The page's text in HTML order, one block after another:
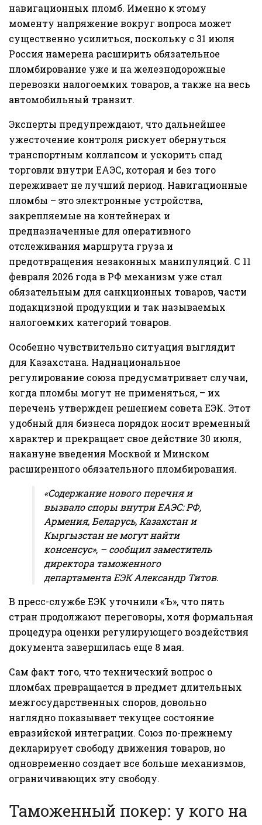
навигационных пломб. Именно к этому
моменту напряжение вокруг вопроса может
существенно усилиться, поскольку с 31 июля
Россия намерена расширить обязательное
пломбирование уже и на железнодорожные
перевозки налогоемких товаров, а также на весь
автомобильный транзит.
Эксперты предупреждают, что дальнейшее
ужесточение контроля рискует обернуться
транспортным коллапсом и ускорить спад
торговли внутри ЕАЭС, которая и без того
переживает не лучший период. Навигационные
пломбы – это электронные устройства,
закрепляемые на контейнерах и
предназначенные для оперативного
отслеживания маршрута груза и
предотвращения незаконных манипуляций. С 11
февраля 2026 года в РФ механизм уже стал
обязательным для санкционных товаров, части
подакцизной продукции и так называемых
налогоемких категорий товаров.
Особенно чувствительно ситуация выглядит
для Казахстана. Наднациональное
регулирование союза предусматривает случаи,
когда пломбы могут не применяться, – их
перечень утвержден решением совета ЕЭК. Этот
удобный для бизнеса порядок носит временный
характер и прекращает свое действие 30 июля,
накануне введения Москвой и Минском
расширенного обязательного пломбирования.
«Содержание нового перечня и
вызвало споры внутри ЕАЭС: РФ,
Армения, Беларусь, Казахстан и
Кыргызстан не могут найти
консенсус», – сообщил заместитель
директора таможенного
департамента ЕЭК Александр Титов.
В пресс-службе ЕЭК уточнили «Ъ», что пять
стран продолжают переговоры, хотя формальная
процедура оценки регулирующего воздействия
документа завершилась еще 8 мая.
Сам факт того, что технический вопрос о
пломбах превращается в предмет длительных
межгосударственных споров, довольно
наглядно показывает текущее состояние
евразийской интеграции. Союз по-прежнему
декларирует свободу движения товаров, но
одновременно создает все больше механизмов,
ограничивающих эту свободу.
Таможенный покер: у кого на